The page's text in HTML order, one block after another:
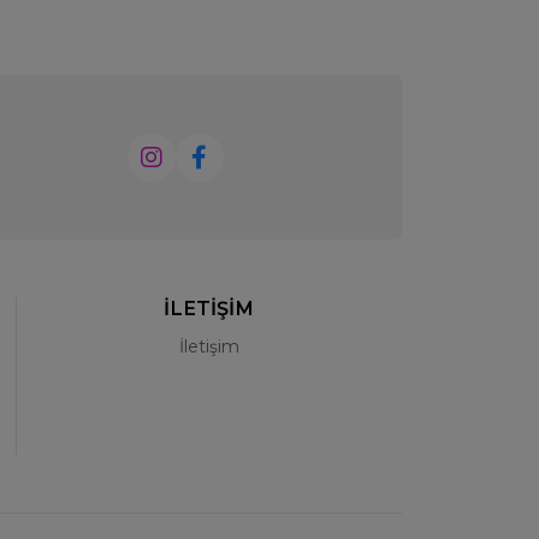
İLETİŞİM
İletişim